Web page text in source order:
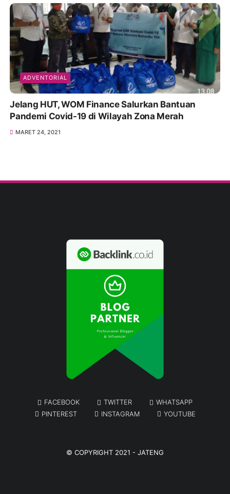
ADVENTORIAL
Jelang HUT, WOM Finance Salurkan Bantuan
Pandemi Covid-19 di Wilayah Zona Merah
MARET 24, 2021
FACEBOOK TWITTER
WHATSAPP
PINTEREST
INSTAGRAM YOUTUBE
© COPYRIGHT 2021 - JATENG